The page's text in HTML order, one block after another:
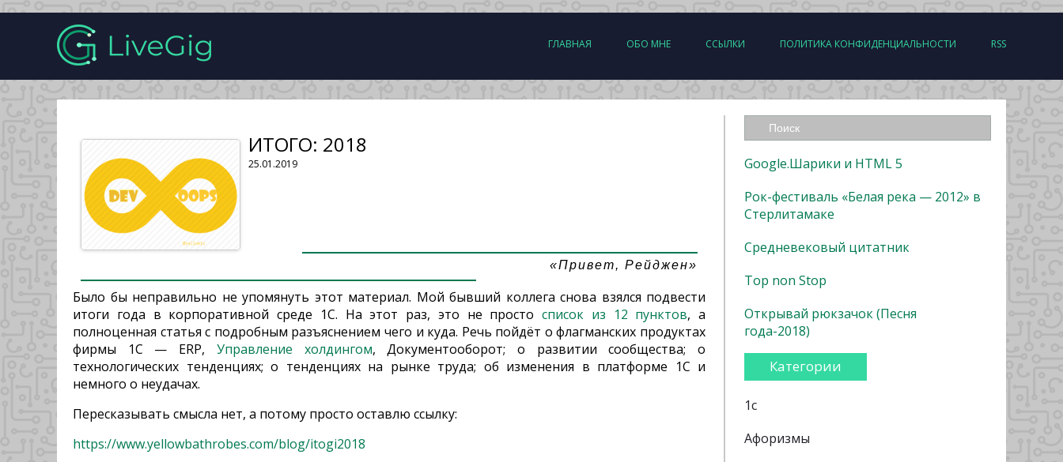
ГЛАВНАЯ ОБО МНЕ ССЫЛКИ ПОЛИТИКА КОНФИДЕНЦИАЛЬНОСТИ RSS
ИТОГО: 2018
25.01.2019
«Привет, Рейджен»
Было бы неправильно не упомянуть этот материал. Мой бывший коллега снова взялся подвести
итоги года в корпоративной среде 1С. На этот раз, это не просто список из 12 пунктов, а
полноценная статья с подробным разъяснением чего и куда. Речь пойдёт о флагманских продуктах
фирмы 1С — ERP, Управление холдингом, Документооборот; о развитии сообщества; о
технологических тенденциях; о тенденциях на рынке труда; об изменения в платформе 1С и
немного о неудачах.
Пересказывать смысла нет, а потому просто оставлю ссылку:
https://www.yellowbathrobes.com/blog/itogi2018
Google.Шарики и HTML 5
Рок-фестиваль «Белая река — 2012» в
Стерлитамаке
Средневековый цитатник
Top non Stop
Открывай рюкзачок (Песня
года-2018)
Категории
1с
Афоризмы